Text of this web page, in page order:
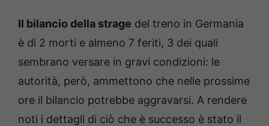
Il bilancio della strage del treno in Germania
è di 2 morti e almeno 7 feriti, 3 dei quali
sembrano versare in gravi condizioni: le
autorità, però, ammettono che nelle prossime
ore il bilancio potrebbe aggravarsi. A rendere
noti i dettagli di ciò che è successo è stato il